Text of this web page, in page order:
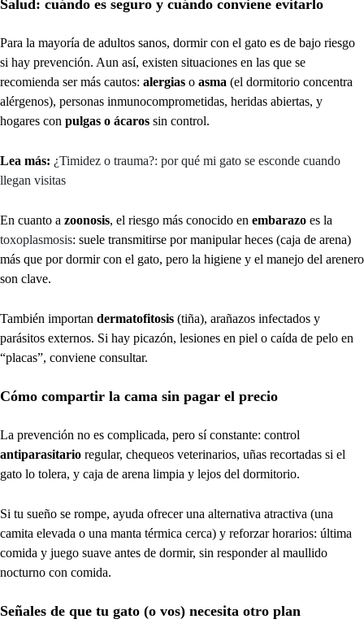
Salud: cuándo es seguro y cuándo conviene evitarlo
Para la mayoría de adultos sanos, dormir con el gato es de bajo riesgo
si hay prevención. Aun así, existen situaciones en las que se
recomienda ser más cautos: alergias o asma (el dormitorio concentra
alérgenos), personas inmunocomprometidas, heridas abiertas, y
hogares con pulgas o ácaros sin control.
Lea más: ¿Timidez o trauma?: por qué mi gato se esconde cuando
llegan visitas
En cuanto a zoonosis, el riesgo más conocido en embarazo es la
toxoplasmosis: suele transmitirse por manipular heces (caja de arena)
más que por dormir con el gato, pero la higiene y el manejo del arenero
son clave.
También importan dermatofitosis (tiña), arañazos infectados y
parásitos externos. Si hay picazón, lesiones en piel o caída de pelo en
“placas”, conviene consultar.
Cómo compartir la cama sin pagar el precio
La prevención no es complicada, pero sí constante: control
antiparasitario regular, chequeos veterinarios, uñas recortadas si el
gato lo tolera, y caja de arena limpia y lejos del dormitorio.
Si tu sueño se rompe, ayuda ofrecer una alternativa atractiva (una
camita elevada o una manta térmica cerca) y reforzar horarios: última
comida y juego suave antes de dormir, sin responder al maullido
nocturno con comida.
Señales de que tu gato (o vos) necesita otro plan